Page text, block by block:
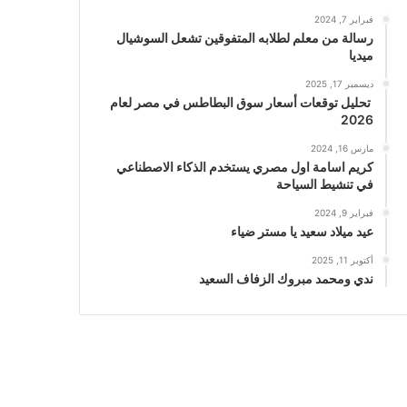
فبراير 7, 2024
رسالة من معلم لطلابه المتفوقين تشعل السوشيال
ميديا
ديسمبر 17, 2025
تحليل توقعات أسعار سوق البطاطس في مصر لعام
2026
مارس 16, 2024
كريم اسامة اول مصري يستخدم الذكاء الاصطناعي
في تنشيط السياحة
فبراير 9, 2024
عيد ميلاد سعيد يا مستر ضياء
أكتوبر 11, 2025
ندي ومحمد مبروك الزفاف السعيد